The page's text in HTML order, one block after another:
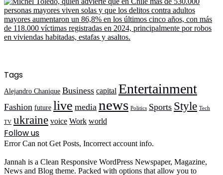
Tags
Alejandro Chanique Business capital Entertainment
Fashion future live media news Politics Sports Style Tech
TV ukraine voice Work world
Follow us
Error Can not Get Posts, Incorrect account info.
Jannah is a Clean Responsive WordPress Newspaper, Magazine,
News and Blog theme. Packed with options that allow you to